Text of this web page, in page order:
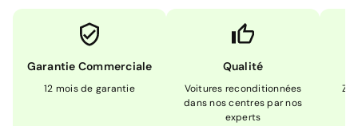
Garantie Commerciale
12 mois de garantie
Qualité
Voitures reconditionnées
dans nos centres par nos
experts